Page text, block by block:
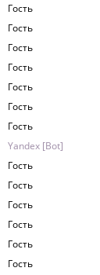
Гость
Гость
Гость
Гость
Гость
Гость
Гость
Yandex [Bot]
Гость
Гость
Гость
Гость
Гость
Гость